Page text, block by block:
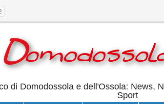
di Domodossola e dell'Ossola: News,
Sport